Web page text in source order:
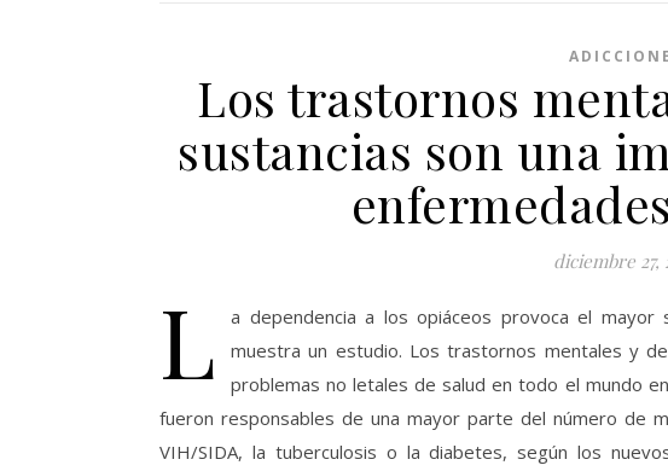
Los trastornos
sustancias son una
diciembre 27,
L
a dependencia a los opiáceos provoca el
muestra un estudio. Los trastornos mentales y
problemas no letales de salud en todo el mundo
fueron responsables de una mayor parte del número de
VIH/SIDA, la tuberculosis o la diabetes, según los